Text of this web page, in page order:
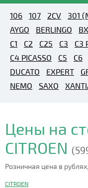
106 107 2CV 301
AYGO
BERLINGO BX
C1
C2 C25 C3 C3
C4 PICASSO
C5 C6
DUCATO
EXPERT
NEMO
SAXO
Цены на
CITROEN
Розничная цена в
CITROEN